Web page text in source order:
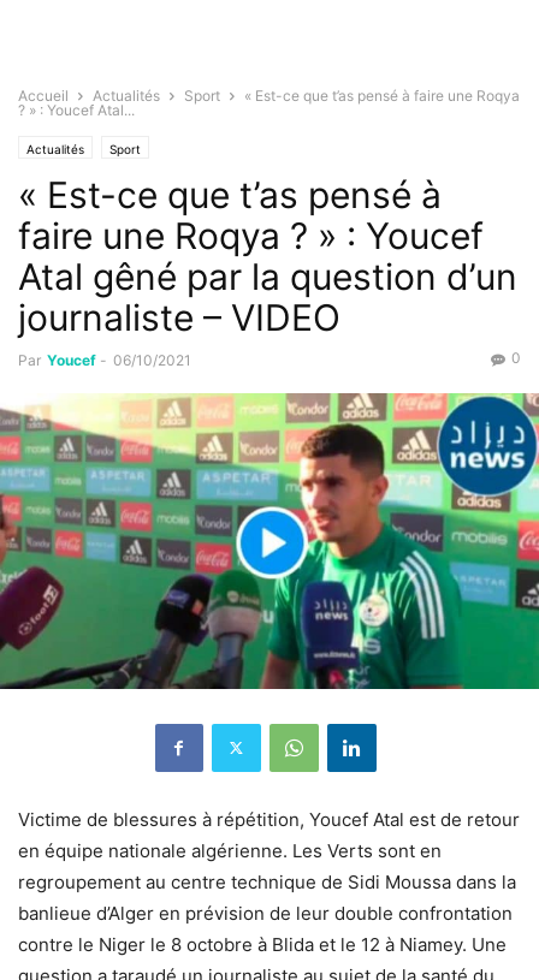
Accueil Actualités Sport
« Est-ce que t’as pensé à faire une Roqya
? » : Youcef Atal...
Actualités Sport
« Est-ce que t’as pensé à
faire une Roqya ? » : Youcef
Atal gêné par la question d’un
journaliste – VIDEO
Par Youcef - 06/10/2021 0
Victime de blessures à répétition, Youcef Atal est de retour
en équipe nationale algérienne. Les Verts sont en
regroupement au centre technique de Sidi Moussa dans la
banlieue d’Alger en prévision de leur double confrontation
contre le Niger le 8 octobre à Blida et le 12 à Niamey. Une
question a taraudé un journaliste au sujet de la santé du